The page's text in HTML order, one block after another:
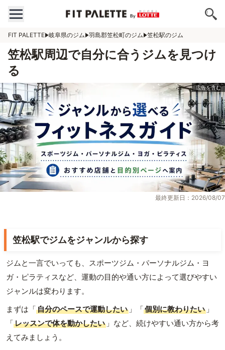
FIT PALETTE 岐阜県のジム 羽島郡笠松町のジム 笠松駅のジム
笠松駅周辺で自分に合うジムを見つけ
る
最終更新日：2026/08/07
笠松駅でジムをジャンルから探す
ジムと一言でいっても、スポーツジム・パーソナルジム・ヨ
ガ・ピラティスなど、運動の目的や通い方によって選びやすい
ジャンルは変わります。
まずは「自分のペースで運動したい 」「個別に教わりたい 」
「レッスンで体を動かしたい 」など、続けやすい通い方から考
えてみましょう。